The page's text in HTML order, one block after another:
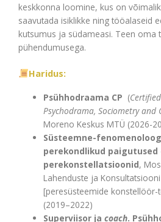
keskkonna loomine, kus on
saavutada isiklikke ning tööalaseid
kutsumus ja südameasi. Teen oma
pühendumusega.
Haridus:
Psühhodraama CP (
Psychodrama, Sociometry and
Moreno Keskus MTÜ (2026-
Süsteemne-
perekondlikud paigutused
perekonstellatsioonid,
Lahenduste ja
[peresüsteemide
(2019–2022)
Superviisor jacoach.